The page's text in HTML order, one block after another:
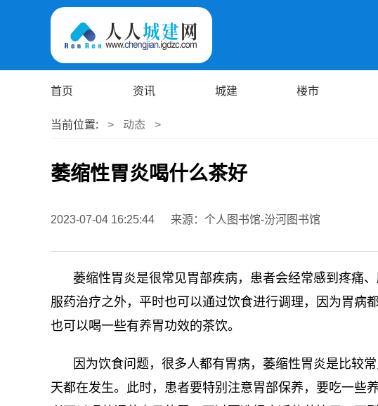
首页 资讯 城建 楼市
当前位置: > 动态 >
萎缩性胃炎喝什么茶好
2023-07-04 16:25:44 来源：个人图书馆-汾河图书馆
萎缩性胃炎是很常见胃部疾病，患者会经常感到疼痛
服药治疗之外，平时也可以通过饮食进行调理，因为胃病
也可以喝一些有养胃功效的茶饮。
因为饮食问题，很多人都有胃病，萎缩性胃炎是比较
天都在发生。此时，患者要特别注意胃部保养，要吃一些